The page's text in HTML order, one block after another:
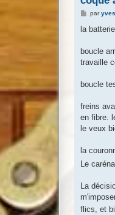
M
s
g
par
la
boucle
travaille
boucle
freins
en fibre.
le veux
la
Le
La
flics, et